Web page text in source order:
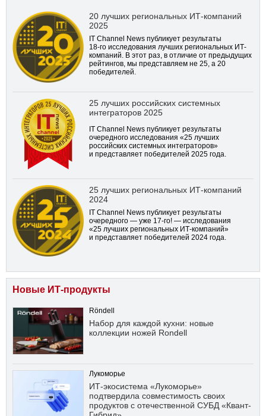
20 лучших региональных ИТ-компаний
2025
IT Channel News публикует результаты
18-го исследования лучших региональных ИТ-
компаний. В этот раз, в отличие от предыдущих
рейтингов, мы представляем не 25, а 20
победителей.
25 лучших российских системных
интеграторов 2025
IT Channel News публикует результаты
очередного исследования «25 лучших
российских системных интеграторов»
и представляет победителей 2025 года.
25 лучших региональных ИТ-компаний
2024
IT Channel News публикует результаты
очередного — уже 17-го! — исследования
«25 лучших региональных ИТ-компаний»
и представляет победителей 2024 года.
Новые ИТ-продукты
Röndell
Набор для каждой кухни: новые
коллекции ножей Rondell
Лукоморье
ИТ-экосистема «Лукоморье»
подтвердила совместимость своих
продуктов с отечественной СУБД «Квант-